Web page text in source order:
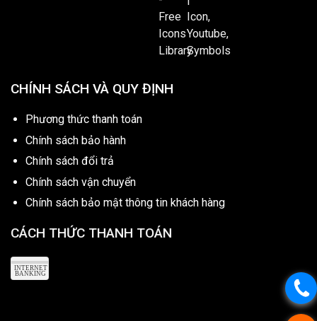
CHÍNH SÁCH VÀ QUY ĐỊNH
Phương thức thanh toán
Chính sách bảo hành
Chính sách đổi trả
Chính sách vận chuyển
Chính sách bảo mật thông tin khách hàng
CÁCH THỨC THANH TOÁN